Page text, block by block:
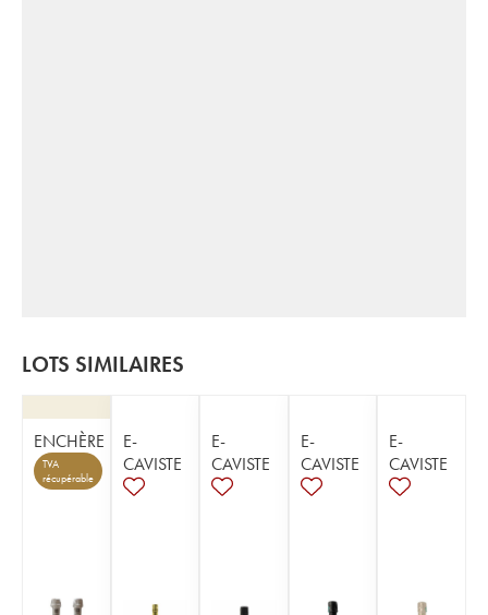
LOTS SIMILAIRES
ENCHÈRE
TVA
récupérable
E-
CAVISTE
E-
CAVISTE
E-
CAVISTE
E-
CAVISTE